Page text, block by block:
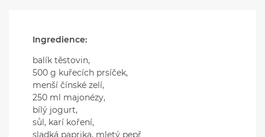
Ingredience:
balík těstovin,
500 g kuřecích prsíček,
menší čínské zelí,
250 ml majonézy,
bílý jogurt,
sůl, karí koření,
sladká paprika, mletý pepř